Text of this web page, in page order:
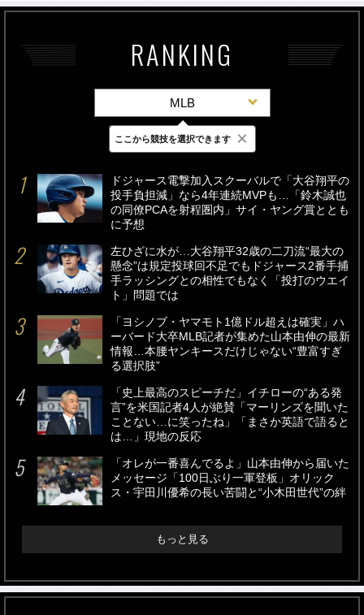
RANKING
MLB
最新 24時間 週間
ドジャース電撃加入スクーバルで「大谷翔平の
投手負担減」なら4年連続MVPも…「鈴木誠也
の同僚PCAを射程圏内」サイ・ヤング賞ととも
に予想
左ひざに水が…大谷翔平32歳の二刀流“最大の
懸念”は規定投球回不足でもドジャース2番手捕
手ラッシングとの相性でもなく「投打のウエイ
ト」問題では
「ヨシノブ・ヤマモト1億ドル超えは確実」ハ
ーバード大卒MLB記者が集めた山本由伸の最新
情報…本腰ヤンキースだけじゃない“豊富すぎ
る選択肢”
「史上最高のスピーチだ」イチローの“ある発
言”を米国記者4人が絶賛「マーリンズを聞いた
ことない…に笑ったね」「まさか英語で語ると
は…」現地の反応
「オレが一番喜んでるよ」山本由伸から届いた
メッセージ「100日ぶり一軍登板」オリック
ス・宇田川優希の長い苦闘と“小木田世代”の絆
もっと見る
ここから競技を選択できます ×